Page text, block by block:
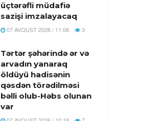
üçtərəfli müdafiə
sazişi imzalayacaq
07 AVQUST 2026 / 11:06 3
Tərtər şəhərində ər və
arvadın yanaraq
öldüyü hadisənin
qəsdən törədilməsi
bəlli olub-Həbs olunan
var